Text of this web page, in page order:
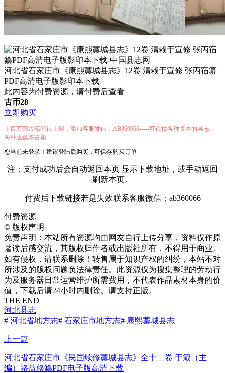
河北省石家庄市《康熙藁城县志》12卷 清赖于宣修 张丙宿纂
PDF高清电子版影印本下载
此内容为付费资源，请付费后查看
古币28
立即购买
上百万部古籍尚待上架，添加客服微信：AB360066-----可代找各种版本的县志、
海外版孤本古籍
您当前未登录！建议登陆后购买，可保存购买订单
注：支付成功后会自动返回本页 显示下载地址，或手动返回
刷新本页。
付费后下载链接若是失效联系客服微信：ab360066
付费资源
© 版权声明
免责声明：本站所有资源均由网友自行上传分享，资料仅作原
著读后感交流，其版权归作者或出版社所有，不得用于商业。
如有侵权，请联系删除！转售属于知识产权的纠纷，本站不对
所涉及的版权问题负法律责任。此资源仅为搜集整理的劳动行
为及服务器日常运营维护所需费用，不代表作品素材本身的价
值，下载后请24小时内删除。请支持正版。
THE END
河北县志
# 河北省地方志# 石家庄市地方志# 康熙藁城县志
上一篇
河北省石家庄市《民国续修藁城县志》全十二卷 于箴（主
编）路益修纂PDF电子版高清下载